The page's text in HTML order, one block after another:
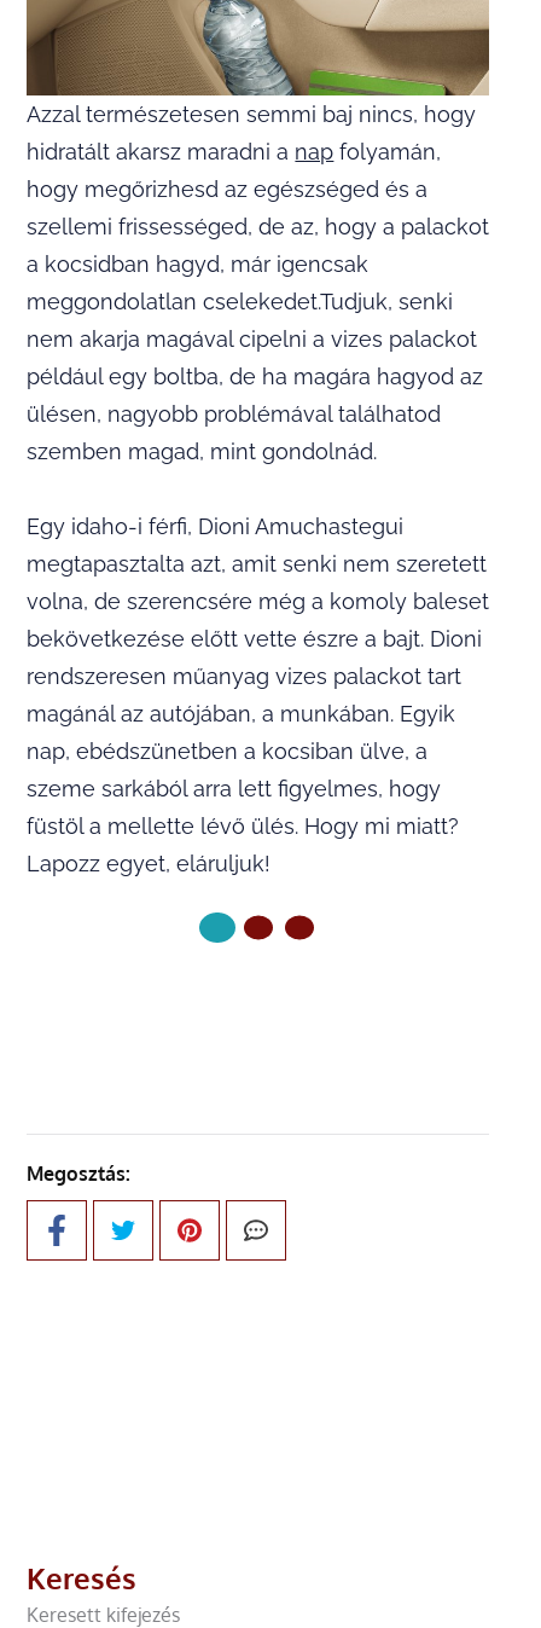
Azzal természetesen semmi baj nincs, hogy
hidratált akarsz maradni a nap folyamán,
hogy megőrizhesd az egészséged és a
szellemi frissességed, de az, hogy a palackot
a kocsidban hagyd, már igencsak
meggondolatlan cselekedet.Tudjuk, senki
nem akarja magával cipelni a vizes palackot
például egy boltba, de ha magára hagyod az
ülésen, nagyobb problémával találhatod
szemben magad, mint gondolnád.
Egy idaho-i férfi, Dioni Amuchastegui
megtapasztalta azt, amit senki nem szeretett
volna, de szerencsére még a komoly baleset
bekövetkezése előtt vette észre a bajt. Dioni
rendszeresen műanyag vizes palackot tart
magánál az autójában, a munkában. Egyik
nap, ebédszünetben a kocsiban ülve, a
szeme sarkából arra lett figyelmes, hogy
füstöl a mellette lévő ülés. Hogy mi miatt?
Lapozz egyet, eláruljuk!
Megosztás:
Keresés
Keresett kifejezés